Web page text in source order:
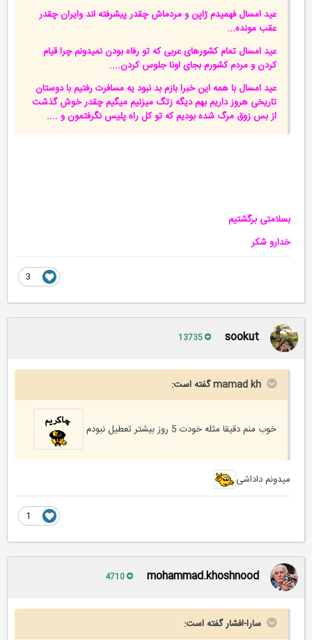
عید امسال فهمیدم ژاپن و مردماش چقدر پیشرفته اند وایران چقدر
عقب مونده...
عید امسال تمام کشورهای عربی که تو رفاه بودن نمیدونم چرا قیام
کردن و مردم کشورم بجای اونا جلوس کردن....
عید امسال با همه این خبرا بازم بد نبود یه مسافرت رفتیم با دوستان
تاریخی هروز داریم بهم دیگه زتگ میزنیم میگیم چقدر خوش گذشت
از بس زوق مرگ شده بودیم که تو کل راه پلیس نگرفتمون و ....
بسلامتی برگشتیم
خدارو شکر
sookut
mamad kh گفته است:
خوب منم دقیقا مثله خودت 5 روز بیشتر تعطیل نبودم
میدونم داداشی
mohammad.khoshnood
سارا-افشار گفته است: